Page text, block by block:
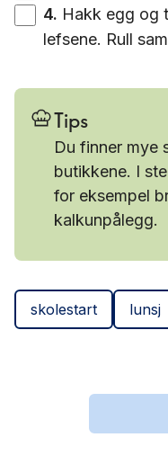
4. Hakk egg og
lefsene. Rull
Tips
Du finner mye
butikkene. I
for eksempel
kalkunpålegg.
skolestart lunsj